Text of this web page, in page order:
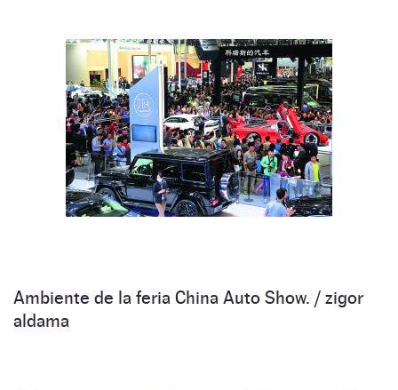
Ambiente de la feria China Auto Show. / zigor
aldama